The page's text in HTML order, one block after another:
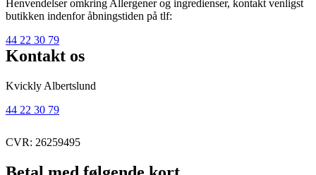
Henvendelser omkring Allergener og ingredienser, kontakt venligst
butikken indenfor åbningstiden på tlf:
44 22 30 79
Kontakt os
Kvickly Albertslund
44 22 30 79
CVR: 26259495